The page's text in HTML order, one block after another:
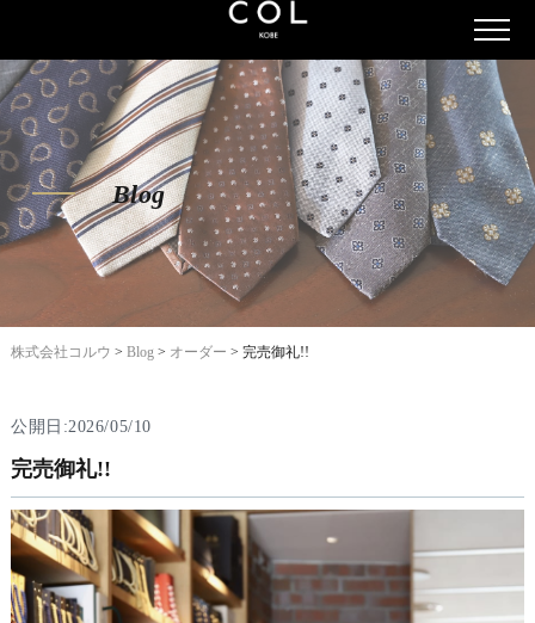
Blog
株式会社コルウ > Blog> オーダー > 完売御礼!!
公開日:2026/05/10
完売御礼!!